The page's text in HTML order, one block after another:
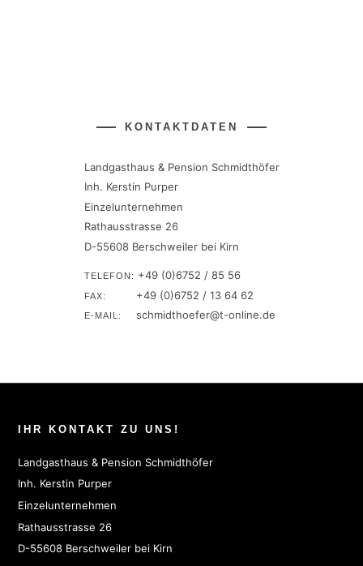
KONTAKTDATEN
Landgasthaus & Pension Schmidthöfer
Inh. Kerstin Purper
Einzelunternehmen
Rathausstrasse 26
D-55608 Berschweiler bei Kirn
TELEFON: +49 (0)6752 / 85 56
FAX: +49 (0)6752 / 13 64 62
E-MAIL: schmidthoefer@t-online.de
IHR KONTAKT ZU UNS!
Landgasthaus & Pension Schmidthöfer
Inh. Kerstin Purper
Einzelunternehmen
Rathausstrasse 26
D-55608 Berschweiler bei Kirn